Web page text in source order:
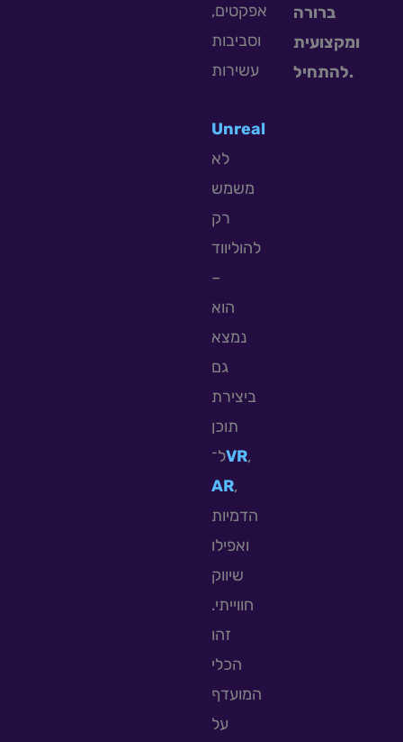
אפקטים,
וסביבות
עשירות
Unreal
לא
משמש
רק
להוליווד
–
הוא
נמצא
גם
ביצירת
תוכן
ל־VR,
AR,
הדמיות
ואפילו
שיווק
חווייתי.
זהו
הכלי
המועדף
על
ברורה
ומקצועית
להתחיל.